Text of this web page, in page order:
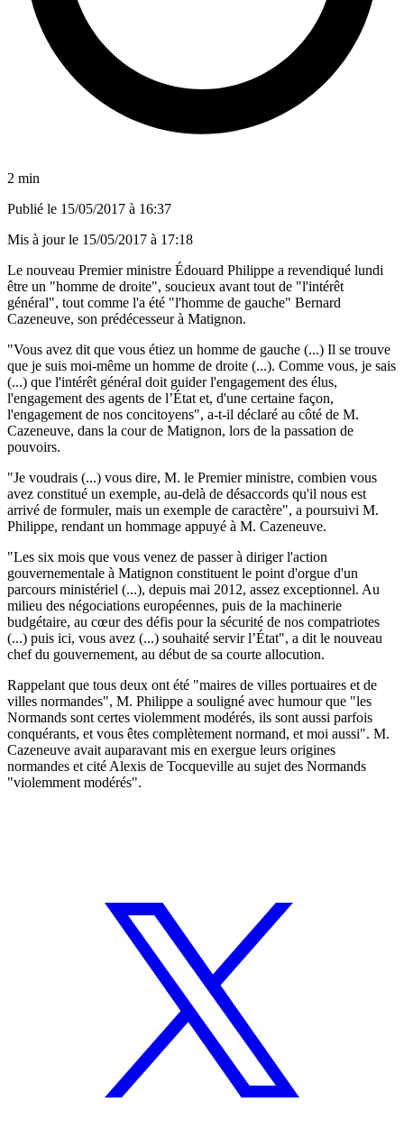
2 min
Publié le 15/05/2017 à 16:37
Mis à jour le 15/05/2017 à 17:18
Le nouveau Premier ministre Édouard Philippe a revendiqué lundi
être un "homme de droite", soucieux avant tout de "l'intérêt
général", tout comme l'a été "l'homme de gauche" Bernard
Cazeneuve, son prédécesseur à Matignon.
"Vous avez dit que vous étiez un homme de gauche (...) Il se trouve
que je suis moi-même un homme de droite (...). Comme vous, je sais
(...) que l'intérêt général doit guider l'engagement des élus,
l'engagement des agents de l’État et, d'une certaine façon,
l'engagement de nos concitoyens", a-t-il déclaré au côté de M.
Cazeneuve, dans la cour de Matignon, lors de la passation de
pouvoirs.
"Je voudrais (...) vous dire, M. le Premier ministre, combien vous
avez constitué un exemple, au-delà de désaccords qu'il nous est
arrivé de formuler, mais un exemple de caractère", a poursuivi M.
Philippe, rendant un hommage appuyé à M. Cazeneuve.
"Les six mois que vous venez de passer à diriger l'action
gouvernementale à Matignon constituent le point d'orgue d'un
parcours ministériel (...), depuis mai 2012, assez exceptionnel. Au
milieu des négociations européennes, puis de la machinerie
budgétaire, au cœur des défis pour la sécurité de nos compatriotes
(...) puis ici, vous avez (...) souhaité servir l’État", a dit le nouveau
chef du gouvernement, au début de sa courte allocution.
Rappelant que tous deux ont été "maires de villes portuaires et de
villes normandes", M. Philippe a souligné avec humour que "les
Normands sont certes violemment modérés, ils sont aussi parfois
conquérants, et vous êtes complètement normand, et moi aussi". M.
Cazeneuve avait auparavant mis en exergue leurs origines
normandes et cité Alexis de Tocqueville au sujet des Normands
"violemment modérés".